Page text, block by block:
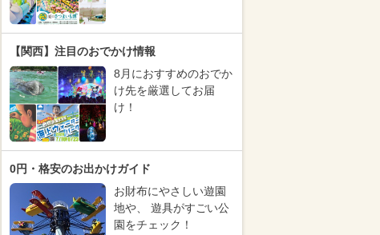
【関西】注目のおでかけ情報
8月におすすめのおでか
け先を厳選してお届
け！
0円・格安のお出かけガイド
お財布にやさしい遊園
地や、 遊具がすごい公
園をチェック！